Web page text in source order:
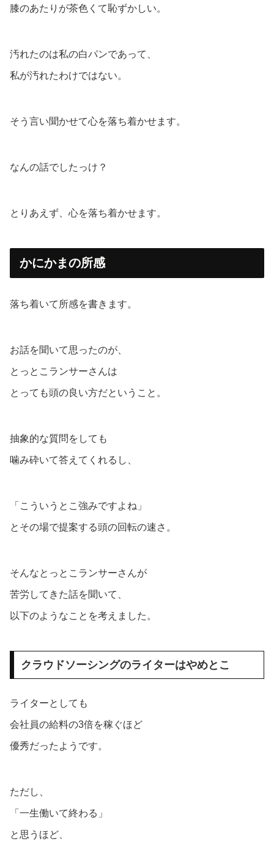
膝のあたりが茶色くて恥ずかしい。
汚れたのは私の白パンであって、
私が汚れたわけではない。
そう言い聞かせて心を落ち着かせます。
なんの話でしたっけ？
とりあえず、心を落ち着かせます。
かにかまの所感
落ち着いて所感を書きます。
お話を聞いて思ったのが、
とっとこランサーさんは
とっても頭の良い方だということ。
抽象的な質問をしても
噛み砕いて答えてくれるし、
「こういうとこ強みですよね」
とその場で提案する頭の回転の速さ。
そんなとっとこランサーさんが
苦労してきた話を聞いて、
以下のようなことを考えました。
クラウドソーシングのライターはやめとこ
ライターとしても
会社員の給料の3倍を稼ぐほど
優秀だったようです。
ただし、
「一生働いて終わる」
と思うほど、